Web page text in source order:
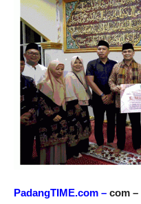
PadangTIME.com – com –